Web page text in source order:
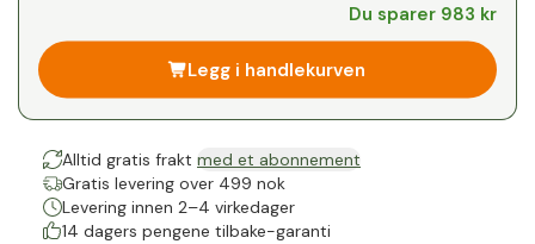
-%
Du sparer 983 kr
Legg i handlekurven
Alltid gratis frakt med et abonnement
Gratis levering over 499 nok
Levering innen 2–4 virkedager
14 dagers pengene tilbake-garanti